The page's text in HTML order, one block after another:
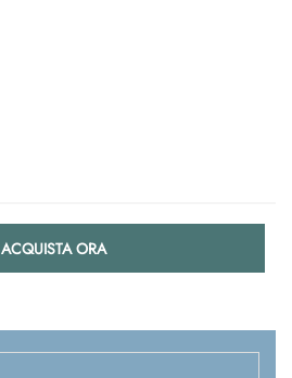
ACQUISTA ORA